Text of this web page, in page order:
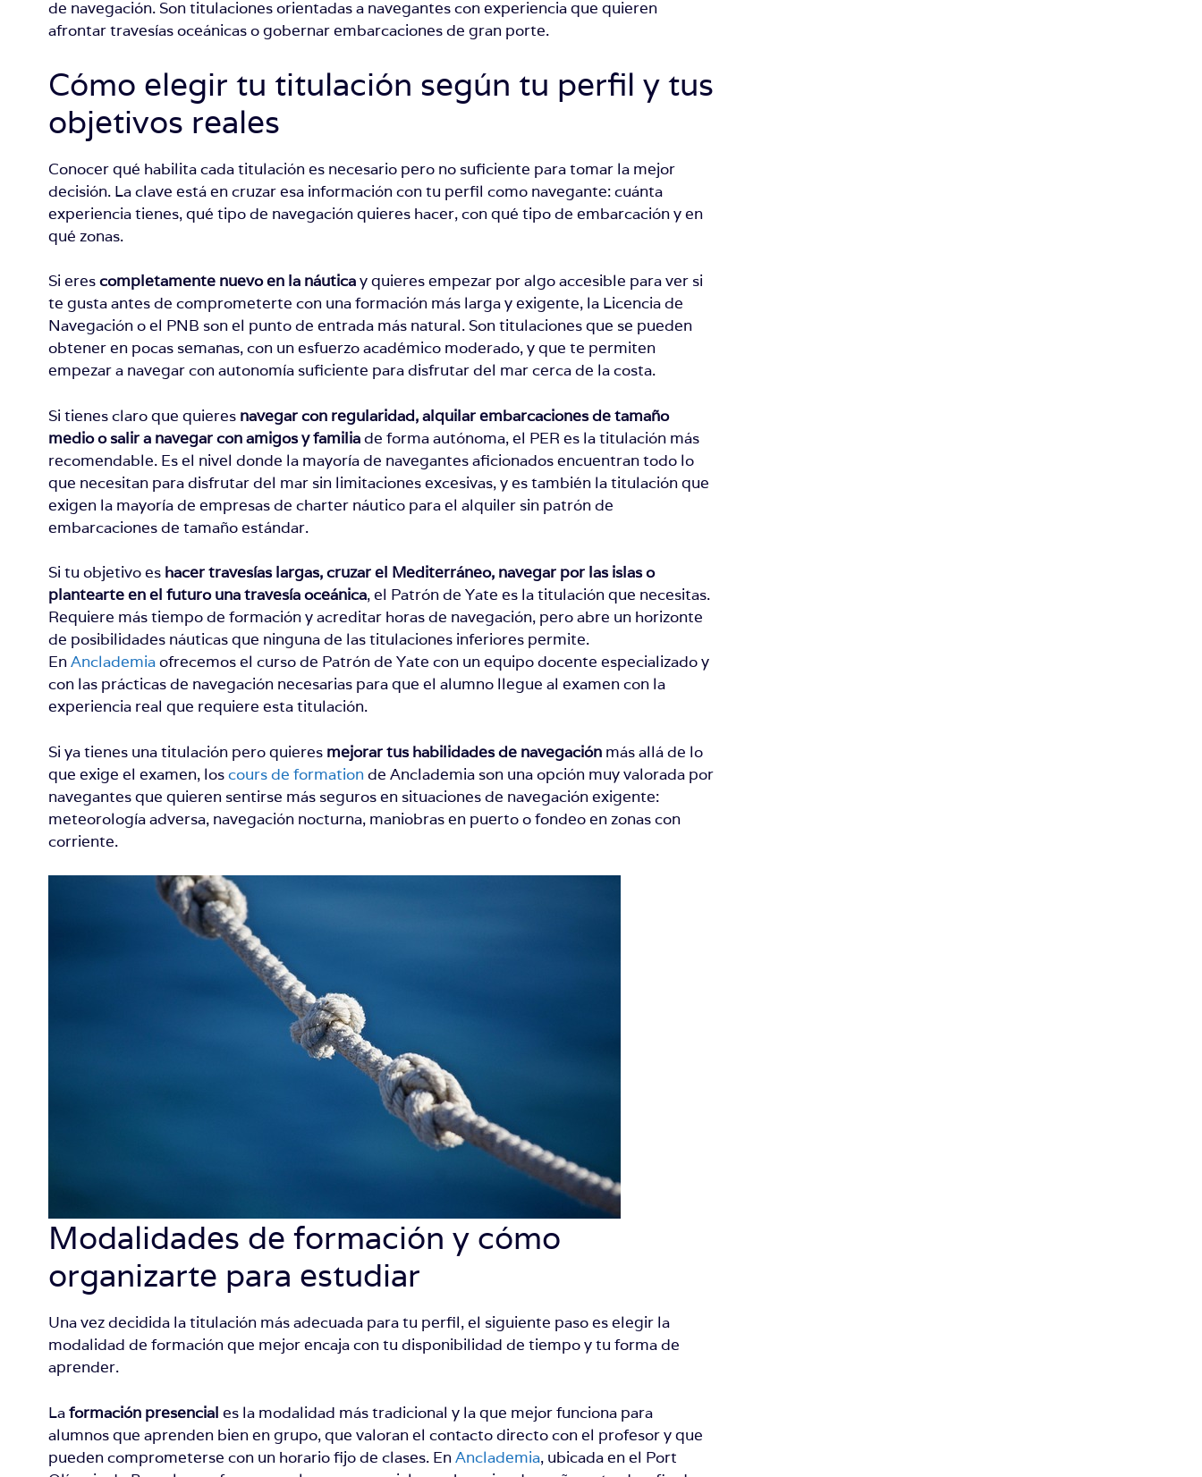
de navegación. Son titulaciones orientadas a navegantes con experiencia que quieren
afrontar travesías oceánicas o gobernar embarcaciones de gran porte.
Cómo elegir tu titulación según tu perfil y tus
objetivos reales
Conocer qué habilita cada titulación es necesario pero no suficiente para tomar la mejor
decisión. La clave está en cruzar esa información con tu perfil como navegante: cuánta
experiencia tienes, qué tipo de navegación quieres hacer, con qué tipo de embarcación y en
qué zonas.
Si erescompletamente nuevo en la náuticay quieres empezar por algo accesible para ver si
te gusta antes de comprometerte con una formación más larga y exigente, la Licencia de
Navegación o el PNB son el punto de entrada más natural. Son titulaciones que se pueden
obtener en pocas semanas, con un esfuerzo académico moderado, y que te permiten
empezar a navegar con autonomía suficiente para disfrutar del mar cerca de la costa.
Si tienes claro que quieres navegar con regularidad, alquilar embarcaciones de tamaño
medio o salir a navegar con amigos y familiade forma autónoma, el PER es la titulación más
recomendable. Es el nivel donde la mayoría de navegantes aficionados encuentran todo lo
que necesitan para disfrutar del mar sin limitaciones excesivas, y es también la titulación que
exigen la mayoría de empresas de charter náutico para el alquiler sin patrón de
embarcaciones de tamaño estándar.
Si tu objetivo es hacer travesías largas, cruzar el Mediterráneo, navegar por las islas o
plantearte en el futuro una travesía oceánica, el Patrón de Yate es la titulación que necesitas.
Requiere más tiempo de formación y acreditar horas de navegación, pero abre un horizonte
de posibilidades náuticas que ninguna de las titulaciones inferiores permite.
EnAnclademiaofrecemos el curso de Patrón de Yate con un equipo docente especializado y
con las prácticas de navegación necesarias para que el alumno llegue al examen con la
experiencia real que requiere esta titulación.
Si ya tienes una titulación pero quieres mejorar tus habilidades de navegación más allá de lo
que exige el examen, loscours de formation de Anclademia son una opción muy valorada por
navegantes que quieren sentirse más seguros en situaciones de navegación exigente:
meteorología adversa, navegación nocturna, maniobras en puerto o fondeo en zonas con
corriente.
Modalidades de formación y cómo
organizarte para estudiar
Una vez decidida la titulación más adecuada para tu perfil, el siguiente paso es elegir la
modalidad de formación que mejor encaja con tu disponibilidad de tiempo y tu forma de
aprender.
Laformación presencial es la modalidad más tradicional y la que mejor funciona para
alumnos que aprenden bien en grupo, que valoran el contacto directo con el profesor y que
pueden comprometerse con un horario fijo de clases. EnAnclademia, ubicada en el Port